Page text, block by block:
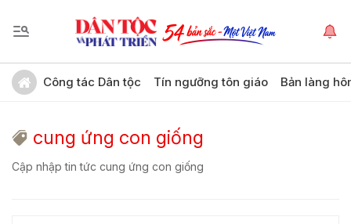
Công tác Dân tộc Tín ngưỡng tôn giáo Bản làng
cung ứng con giống
Cập nhập tin tức cung ứng con giống